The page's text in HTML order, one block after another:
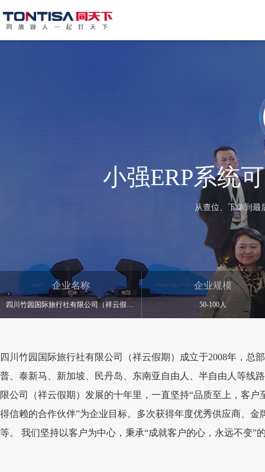
小强ERP系统
从查位、下单到最
企业名称
四川竹园国际旅行社有限公司（祥云假期）
企业规模
50-100人
四川竹园国际旅行社有限公司（祥云假期）成立于2008年，
普、泰新马、新加坡、民丹岛、东南亚自由人、半自由人等线
限公司（祥云假期）发展的十年里，一直坚持“品质至上，客
得信赖的合作伙伴”为企业目标。多次获得年度优秀供应商、
等。 我们坚持以客户为中心，秉承“成就客户的心，永远不变